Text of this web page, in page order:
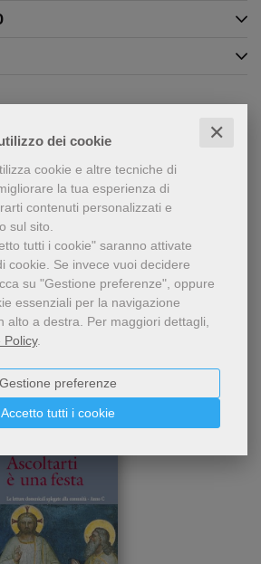
dei cookie ✕
cookie e altre tecniche di
la tua esperienza di
contenuti personalizzati e
sul sito.
tutti i cookie" saranno attivate
cookie. Se invece vuoi decidere
su "Gestione preferenze", oppure
essenziali per la navigazione
alto a destra. Per maggiori dettagli,
Policy.
Accetto tutti i cookie
Gestione preferenze
Condividi
questo prodotto
anche...